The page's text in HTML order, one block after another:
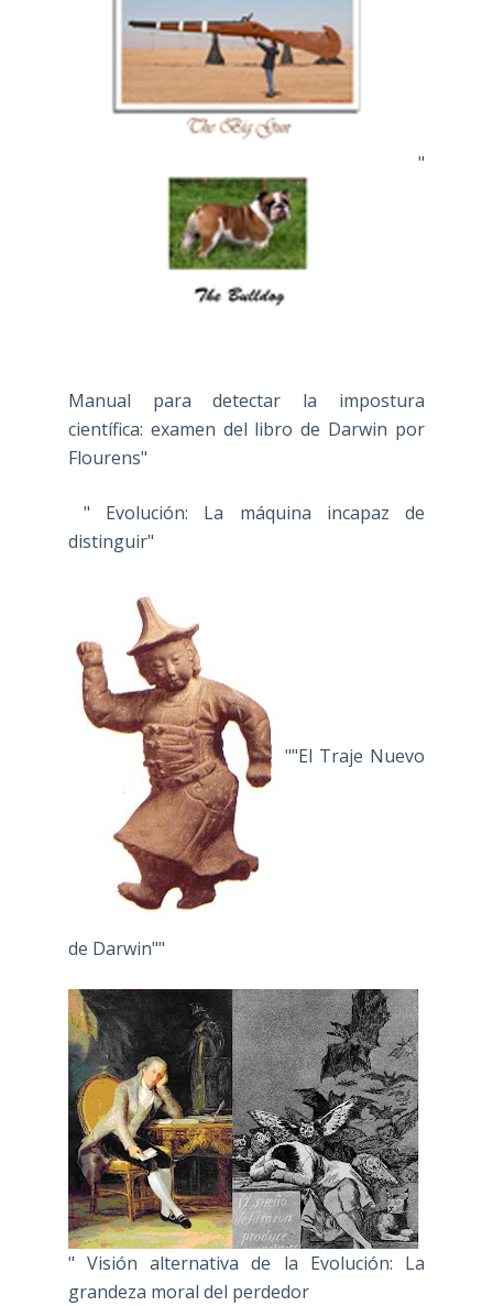
"
Manual para detectar la impostura
científica: examen del libro de Darwin por
Flourens"
" Evolución: La máquina incapaz de
distinguir"
""El Traje Nuevo
de Darwin""
" Visión alternativa de la Evolución: La
grandeza moral del perdedor